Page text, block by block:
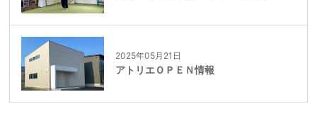
2025年05月21日
アトリエＯＰＥＮ情報